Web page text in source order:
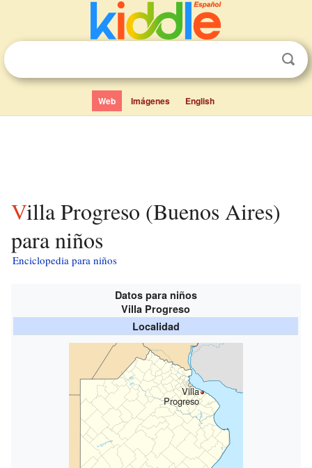
Web Imágenes English
Villa Progreso (Buenos Aires)
para niños
Enciclopedia para niños
Datos para niños
Villa Progreso
Localidad
Villa
Progreso